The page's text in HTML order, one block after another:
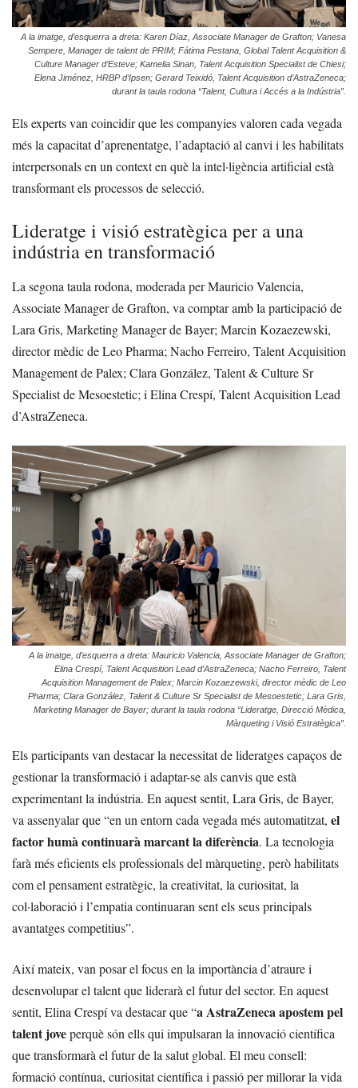
A la imatge, d’esquerra a dreta: Karen Díaz, Associate Manager de Grafton; Vanesa
Sempere, Manager de talent de PRIM; Fátima Pestana, Global Talent Acquisition &
Culture Manager d’Esteve; Kamelia Sinan, Talent Acquisition Specialist de Chiesi;
Elena Jiménez, HRBP d’Ipsen; Gerard Teixidó, Talent Acquisition d’AstraZeneca;
durant la taula rodona “Talent, Cultura i Accés a la Indústria”.
Els experts van coincidir que les companyies valoren cada vegada
més la capacitat d’aprenentatge, l’adaptació al canvi i les habilitats
interpersonals en un context en què la intel·ligència artificial està
transformant els processos de selecció.
Lideratge i visió estratègica per a una
indústria en transformació
La segona taula rodona, moderada per Mauricio Valencia,
Associate Manager de Grafton, va comptar amb la participació de
Lara Gris, Marketing Manager de Bayer; Marcin Kozaezewski,
director mèdic de Leo Pharma; Nacho Ferreiro, Talent Acquisition
Management de Palex; Clara González, Talent & Culture Sr
Specialist de Mesoestetic; i Elina Crespí, Talent Acquisition Lead
d’AstraZeneca.
A la imatge, d’esquerra a dreta: Mauricio Valencia, Associate Manager de Grafton;
Elina Crespí, Talent Acquisition Lead d’AstraZeneca; Nacho Ferreiro, Talent
Acquisition Management de Palex; Marcin Kozaezewski, director mèdic de Leo
Pharma; Clara González, Talent & Culture Sr Specialist de Mesoestetic; Lara Gris,
Marketing Manager de Bayer; durant la taula rodona “Lideratge, Direcció Mèdica,
Màrqueting i Visió Estratègica”.
Els participants van destacar la necessitat de lideratges capaços de
gestionar la transformació i adaptar-se als canvis que està
experimentant la indústria. En aquest sentit, Lara Gris, de Bayer,
va assenyalar que “en un entorn cada vegada més automatitzat, el
factor humà continuarà marcant la diferència. La tecnologia
farà més eficients els professionals del màrqueting, però habilitats
com el pensament estratègic, la creativitat, la curiositat, la
col·laboració i l’empatia continuaran sent els seus principals
avantatges competitius”.
Així mateix, van posar el focus en la importància d’atraure i
desenvolupar el talent que liderarà el futur del sector. En aquest
sentit, Elina Crespí va destacar que “a AstraZeneca apostem pel
talent joveperquè són ells qui impulsaran la innovació científica
que transformarà el futur de la salut global. El meu consell:
formació contínua, curiositat científica i passió per millorar la vida